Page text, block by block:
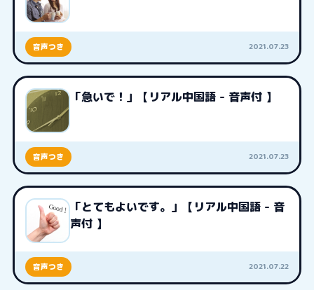
音声つき 2021.07.23
「急いで！」【リアル中国語 - 音声付 】
音声つき 2021.07.23
「とてもよいです。」【リアル中国語 - 音
声付 】
音声つき 2021.07.22